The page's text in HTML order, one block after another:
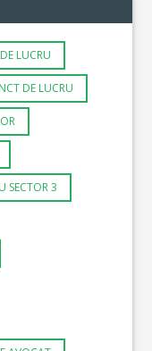
LUCRU
DE LUCRU
SECTOR 3